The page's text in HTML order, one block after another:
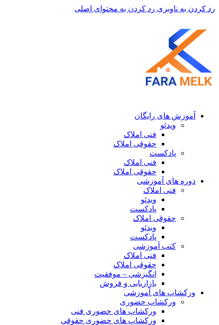
رد کردن به ناوبری رد کردن به محتوای اصلی
آموزش های رایگان
ویدئو
فنی املاک
حقوقی املاک
پادکست
فنی املاک
حقوقی املاک
دوره های آموزشی
فنی املاک
ویدئو
پادکست
حقوقی املاک
ویدئو
پادکست
کتب آموزشی
فنی املاک
حقوقی املاک
انگیزشی – موفقیت
بازاریابی و فروش
ورکشاپ های آموزشی
ورکشاپ حضوری
ورکشاپ های حضوری فنی
ورکشاپ های حضوری حقوقی